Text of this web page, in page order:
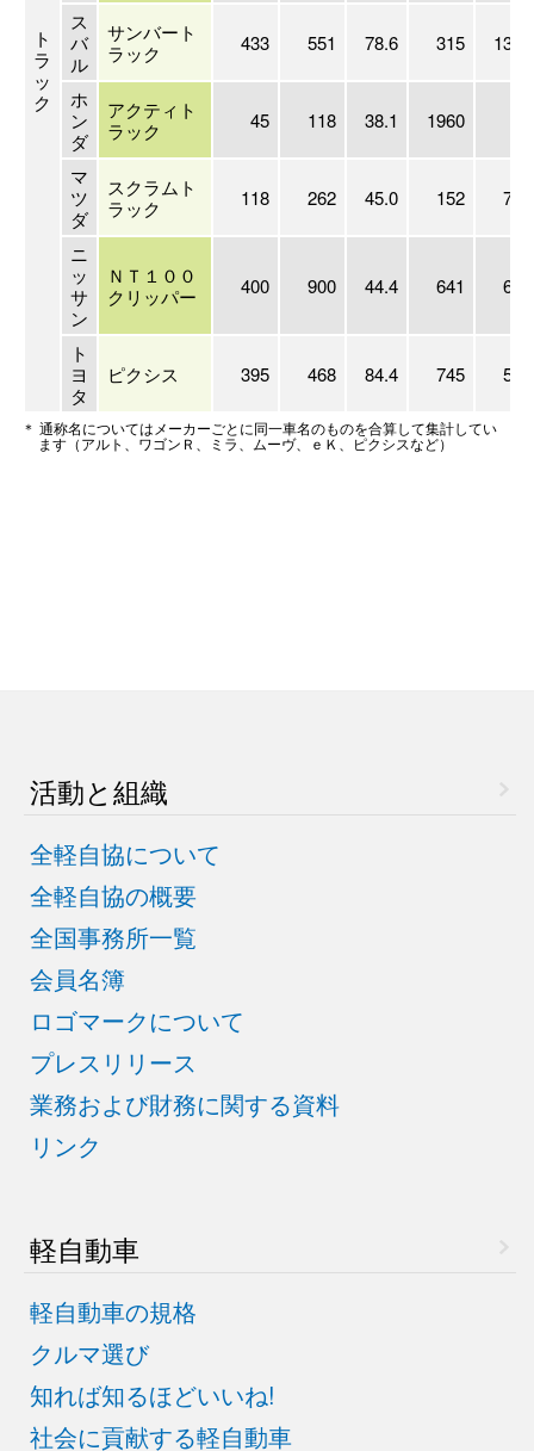
ト
ラ
ッ
ク
ス
バ
ル
サンバート
ラック
433 551 78.6 315
ホ
ン
ダ
アクティト
ラック
45 118 38.1 1960
マ
ツ
ダ
スクラムト
ラック
118 262 45.0 152
ニ
ッ
サ
ン
ＮＴ１００
クリッパー
400 900 44.4 641
ト
ヨ
タ
ピクシス 395 468 84.4 745
＊ 通称名についてはメーカーごとに同一車名のものを合算して集計してい
ます（アルト、ワゴンＲ、ミラ、ムーヴ、ｅＫ、ピクシスなど）
活動と組織
全軽自協について
全軽自協の概要
全国事務所一覧
会員名簿
ロゴマークについて
プレスリリース
業務および財務に関する資料
リンク
軽自動車
軽自動車の規格
クルマ選び
知れば知るほどいいね!
社会に貢献する軽自動車